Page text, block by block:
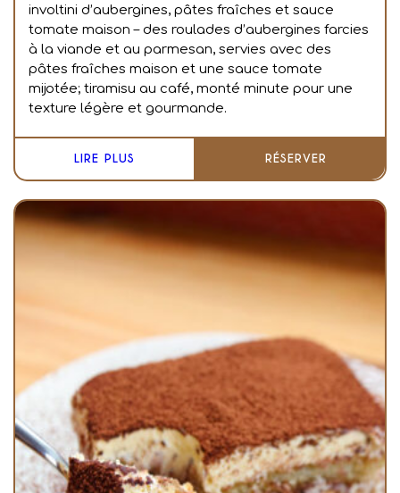
involtini d’aubergines, pâtes fraîches et sauce
tomate maison – des roulades d’aubergines farcies
à la viande et au parmesan, servies avec des
pâtes fraîches maison et une sauce tomate
mijotée; tiramisu au café, monté minute pour une
texture légère et gourmande.
LIRE PLUS RÉSERVER